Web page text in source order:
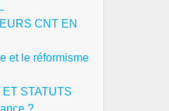
CNT EN
et le réformisme
STATUTS
?